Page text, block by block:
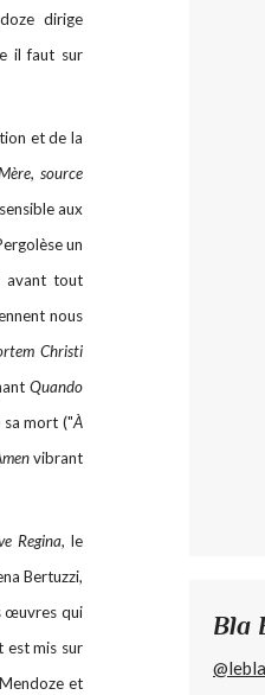
dirige
il faut sur
et de la
source
aux
un
avant tout
nous
Christi
Quando
sa mort ("À
vibrant
Regina, le
Bertuzzi,
œuvres qui
est mis sur
et
Bla